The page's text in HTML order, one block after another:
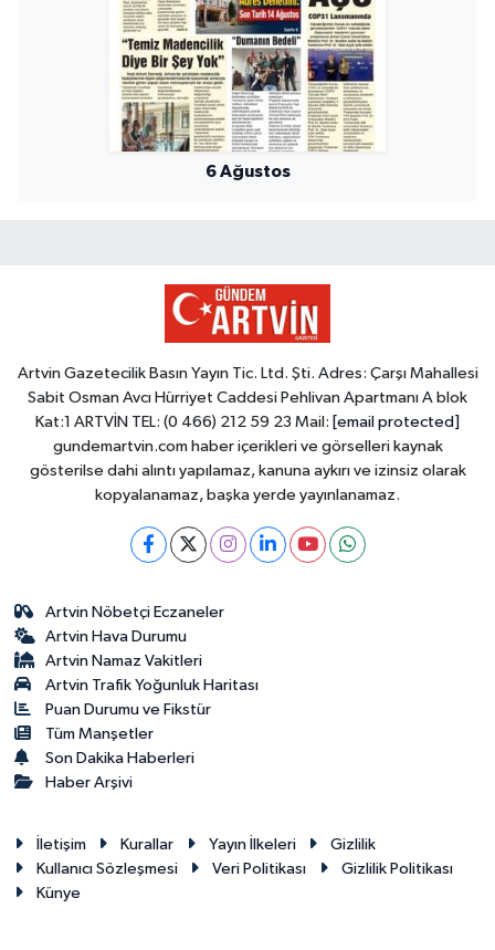
6 Ağustos
Artvin Gazetecilik Basın Yayın Tic. Ltd. Şti. Adres: Çarşı Mahallesi
Sabit Osman Avcı Hürriyet Caddesi Pehlivan Apartmanı A blok
Kat:1 ARTVİN TEL: (0 466) 212 59 23 Mail: [email protected]
gundemartvin.com haber içerikleri ve görselleri kaynak
gösterilse dahi alıntı yapılamaz, kanuna aykırı ve izinsiz olarak
kopyalanamaz, başka yerde yayınlanamaz.
Artvin Nöbetçi Eczaneler
Artvin Hava Durumu
Artvin Namaz Vakitleri
Artvin Trafik Yoğunluk Haritası
Puan Durumu ve Fikstür
Tüm Manşetler
Son Dakika Haberleri
Haber Arşivi
İletişim Kurallar Yayın İlkeleri
Gizlilik
Kullanıcı Sözleşmesi
Veri Politikası
Gizlilik Politikası
Künye